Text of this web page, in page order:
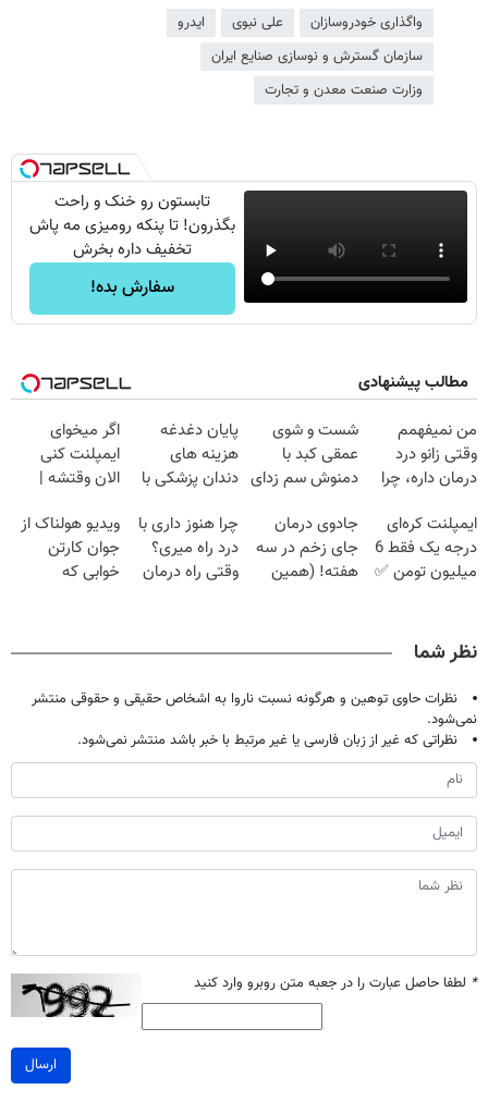
واگذاری خودروسازان علی نبوی
ایدرو
سازمان گسترش و نوسازی صنایع ایران
وزارت صنعت معدن و تجارت
تابستون رو خنک و راحت
بگذرون! تا پنکه رومیزی مه پاش
تخفیف داره بخرش
سفارش بده!
مطالب پیشنهادی
من نمیفهمم
وقتی زانو درد
درمان داره، چرا
تحمل میکنی؟❗
شست و شوی
عمقی کبد با
دمنوش سم زدای
پایان دغدغه
هزینه های
دندان پزشکی با
خانگی
اگر میخوای
ایمپلنت کنی
الان وقتشه |
میلیون تومان!!!
ایمپلنت کره‌ای
درجه یک فقط 6
میلیون تومن ✅
جادوی درمان
جای زخم در سه
هفته! (همین
چرا هنوز داری با
درد راه میری؟
وقتی راه درمان
ویدیو هولناک از
جوان کارتن
خوابی که
نظر شما
نظرات حاوی توهین و هرگونه نسبت ناروا به اشخاص حقیقی و حقوقی منتشر
نمی‌شود.
نظراتی که غیر از زبان فارسی یا غیر مرتبط با خبر باشد منتشر نمی‌شود.
* لطفا حاصل عبارت را در جعبه متن روبرو وارد کنید
ارسال